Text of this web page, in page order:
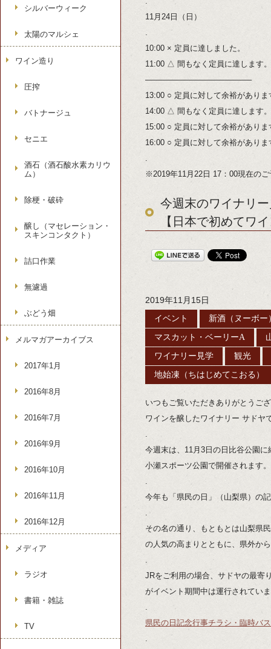
11月24日（日）
.
10:00 × 定員に達しました。
11:00 △ 間もなく定員に達します。
—————————————–
13:00 ○ 定員に対して余裕がありま
14:00 △ 間もなく定員に達します。
15:00 ○ 定員に対して余裕がありま
16:00 ○ 定員に対して余裕がありま
.
※2019年11月22日 17：00現在の
今週末のワイナリ
【日本で初めてワ
2019年11月15日
イベント 新酒（ヌーボー
マスカット・ベーリーA
ワイナリー見学 観光
地始凍（ちはじめてこおる）
いつもご覧いただきありがとうご
ワインを醸したワイナリー サドヤ
.
今週末は、11月3日の日比谷公園に
小瀬スポーツ公園で開催されます。
.
今年も「県民の日」（山梨県）の
.
その名の通り、もともとは山梨県
の人気の高まりとともに、県外か
.
JRをご利用の場合、サドヤの最寄
がイベント期間中は運行されてい
.
県民の日記念行事チラシ・臨時バ
.
シルバーウィーク
太陽のマルシェ
ワイン造り
圧搾
バトナージュ
セニエ
酒石（酒石酸水素カリウ
ム）
除梗・破砕
醸し（マセレーション・
スキンコンタクト）
詰口作業
無濾過
ぶどう畑
メルマガアーカイブス
2017年1月
2016年8月
2016年7月
2016年9月
2016年10月
2016年11月
2016年12月
メディア
ラジオ
書籍・雑誌
TV